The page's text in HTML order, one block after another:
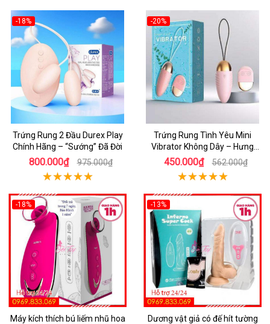
-18%
Trứng Rung 2 Đầu Durex Play
Chính Hãng – “Sướng” Đã Đời
800.000₫ 975.000₫
-20%
Trứng Rung Tình Yêu Mini
Vibrator Không Dây – Hưng
Phấn Mọi Nơi
450.000₫ 562.000₫
-18%
Máy kích thích bú liếm nhũ hoa
-13%
Dương vật giả có đế hít tường